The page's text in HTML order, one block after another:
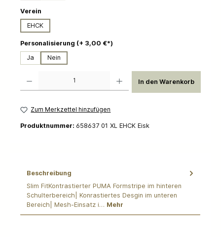
Verein
EHCK
Personalisierung (+ 3,00 €*)
Ja
Nein
In den Warenkorb
Zum Merkzettel hinzufügen
Produktnummer: 658637 01 XL EHCK Eisk
Beschreibung
Slim FitKontrastierter PUMA Formstripe im hinteren
Schulterbereich| Konrastiertes Desgin im unteren
Bereich| Mesh-Einsatz i… Mehr